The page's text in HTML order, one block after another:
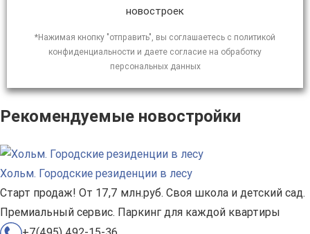
новостроек
*Нажимая кнопку "отправить", вы соглашаетесь с политикой
конфиденциальности и даете согласие на обработку
персональных данных
Рекомендуемые новостройки
Хольм. Городские резиденции в лесу
Старт продаж! От 17,7 млн.руб. Своя школа и детский сад.
Премиальный сервис. Паркинг для каждой квартиры